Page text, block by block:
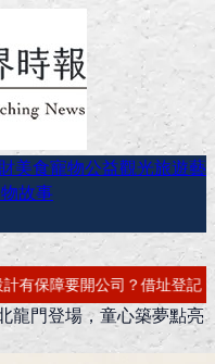
美食寵物公益觀光旅遊藝
故事
商登記一次辦好 記帳報稅・
龍門登場，童心築夢點亮